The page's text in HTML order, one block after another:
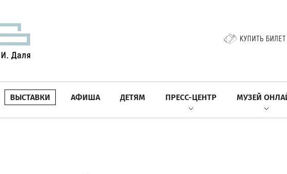
КУПИТЬ БИЛЕТ
ВЫСТАВКИ АФИША ДЕТЯМ ПРЕСС-ЦЕНТР МУЗЕЙ